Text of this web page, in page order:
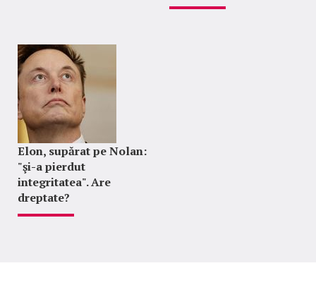
Elon, supărat pe Nolan:
"şi-a pierdut
integritatea". Are
dreptate?